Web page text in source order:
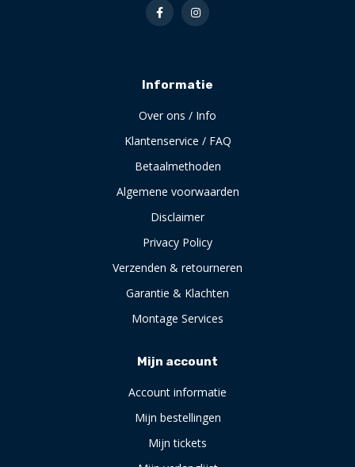
Informatie
Over ons / Info
Klantenservice / FAQ
Betaalmethoden
Algemene voorwaarden
Disclaimer
Privacy Policy
Verzenden & retourneren
Garantie & Klachten
Montage Services
Mijn account
Account informatie
Mijn bestellingen
Mijn tickets